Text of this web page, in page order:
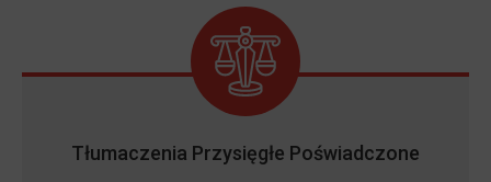
Tłumaczenia Przysięgłe Poświadczone